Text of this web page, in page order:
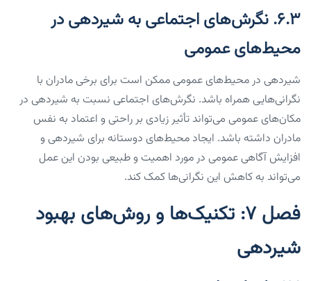
۶.۳. نگرش‌های اجتماعی به شیردهی در
محیط‌های عمومی
شیردهی در محیط‌های عمومی ممکن است برای برخی مادران با
نگرانی‌هایی همراه باشد. نگرش‌های اجتماعی نسبت به شیردهی در
مکان‌های عمومی می‌تواند تأثیر زیادی بر راحتی و اعتماد به نفس
مادران داشته باشد. ایجاد محیط‌های دوستانه برای شیردهی و
افزایش آگاهی عمومی در مورد اهمیت و طبیعی بودن این عمل
می‌تواند به کاهش این نگرانی‌ها کمک کند.
فصل ۷: تکنیک‌ها و روش‌های بهبود
شیردهی